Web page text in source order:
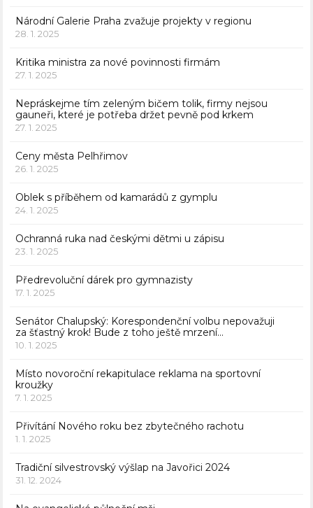
Národní Galerie Praha zvažuje projekty v regionu
28. 1. 2025
Kritika ministra za nové povinnosti firmám
27. 1. 2025
Nepráskejme tím zeleným bičem tolik, firmy nejsou
gauneři, které je potřeba držet pevně pod krkem
27. 1. 2025
Ceny města Pelhřimov
26. 1. 2025
Oblek s příběhem od kamarádů z gymplu
24. 1. 2025
Ochranná ruka nad českými dětmi u zápisu
23. 1. 2025
Předrevoluční dárek pro gymnazisty
17. 1. 2025
Senátor Chalupský: Korespondenční volbu nepovažuji
za šťastný krok! Bude z toho ještě mrzení…
10. 1. 2025
Místo novoroční rekapitulace reklama na sportovní
kroužky
7. 1. 2025
Přivítání Nového roku bez zbytečného rachotu
1. 1. 2025
Tradiční silvestrovský výšlap na Javořici 2024
31. 12. 2024